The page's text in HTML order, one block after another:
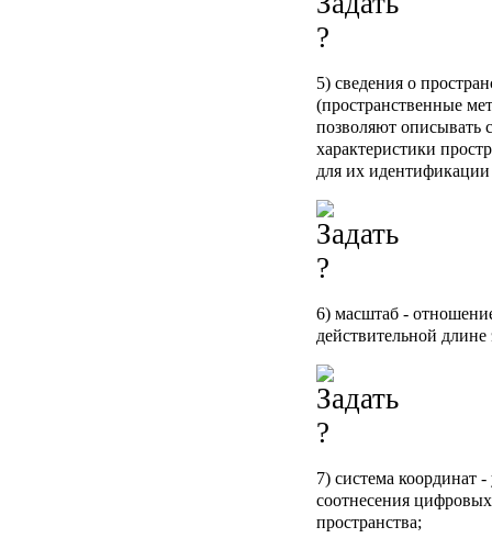
5) сведения о
(пространственные
позволяют описывать
характеристики
для их
6) масштаб -
действительной длине
7) система координат
соотнесения
пространства;